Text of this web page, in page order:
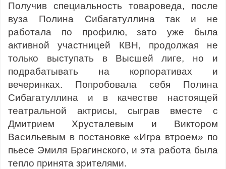
Получив специальность товароведа, после
вуза Полина Сибагатуллина так и не
работала по профилю, зато уже была
активной участницей КВН, продолжая не
только выступать в Высшей лиге, но и
подрабатывать на корпоративах и
вечеринках. Попробовала себя Полина
Сибагатуллина и в качестве настоящей
театральной актрисы, сыграв вместе с
Дмитрием Хрусталевым и Виктором
Васильевым в постановке «Игра втроем» по
пьесе Эмиля Брагинского, и эта работа была
тепло принята зрителями.